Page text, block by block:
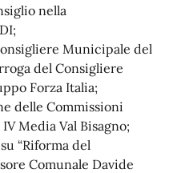
nella
Municipale del
del Consigliere
Forza Italia;
delle Commissioni
Media Val Bisagno;
“Riforma del
Comunale Davide